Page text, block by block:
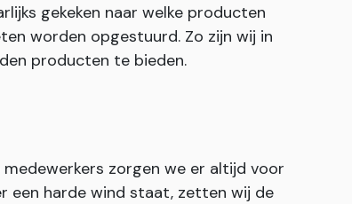
gekeken naar welke producten
worden opgestuurd. Zo zijn wij in
producten te bieden.
zorgen we er altijd voor
een harde wind staat, zetten wij de